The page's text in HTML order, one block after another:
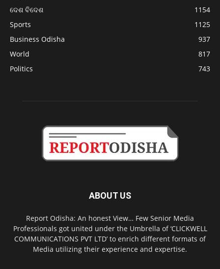
ଦେଶ ବିଦେଶ
1154
Sports
1125
Business Odisha
937
World
817
Politics
743
ABOUT US
Report Odisha: An honest View… Few Senior Media
Professionals got united under the Umbrella of ‘CLICKWELL
COMMUNICATIONS PVT LTD’ to enrich different formats of
Media utilizing their experience and expertise.